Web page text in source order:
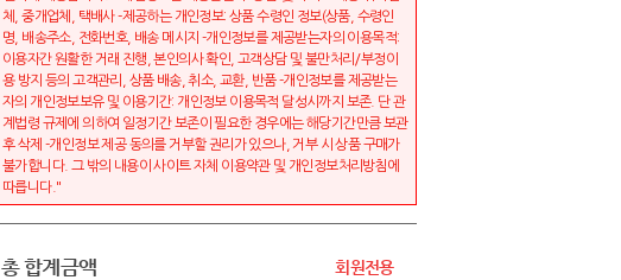
체, 중개업체, 택배사 -제공하는 개인정보: 상품 수령인 정보(상품, 수령인
명, 배송주소, 전화번호, 배송 메시지 -개인정보를 제공받는자의 이용목적:
이용자간 원활한 거래 진행, 본인의사 확인, 고객상담 및 불만처리/부정이
용 방지 등의 고객관리, 상품 배송, 취소, 교환, 반품 -개인정보를 제공받는
자의 개인정보보유 및 이용기간: 개인정보 이용목적 달성시까지 보존. 단 관
계법령 규제에 의하여 일정기간 보존이 필요한 경우에는 해당기간만큼 보관
후 삭제 -개인정보 제공 동의를 거부할 권리가 있으나, 거부 시 상품 구매가
불가합니다. 그 밖의 내용이 사이트 자체 이용약관 및 개인정보처리방침에
따릅니다."
총 합계금액 회원전용